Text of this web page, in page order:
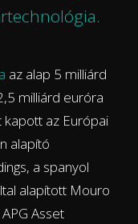
az alap 5 milliárd
milliárd euróra
az Európai
alapító
a spanyol
alapított Mouro
Asset